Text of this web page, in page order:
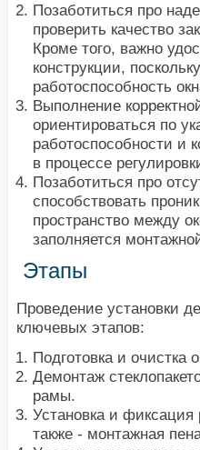
Позаботиться про
проверить качество
Кроме того, важно
конструкции,
работоспособность
Выполнение
ориентироваться по
работоспособности и
в процессе
Позаботиться про
способствовать
пространство между
заполняется
Этапы
Проведение установки
ключевых этапов:
Подготовка и очистка
Демонтаж
рамы.
Установка и
также - монтажная